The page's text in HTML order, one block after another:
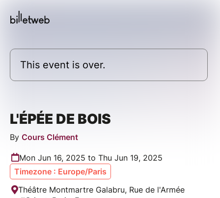
This event is over.
L'ÉPÉE DE BOIS
By Cours Clément
Mon Jun 16, 2025 to Thu Jun 19, 2025
Timezone : Europe/Paris
Théâtre Montmartre Galabru, Rue de l'Armée